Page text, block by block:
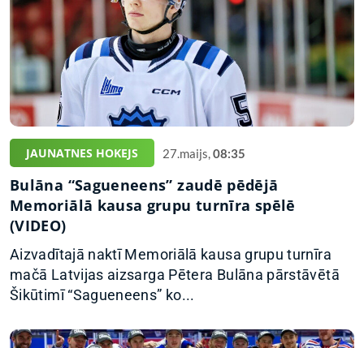
JAUNATNES HOKEJS 27.maijs,08:35
Bulāna “Sagueneens” zaudē pēdējā
Memoriālā kausa grupu turnīra spēlē
(VIDEO)
Aizvadītajā naktī Memoriālā kausa grupu turnīra
mačā Latvijas aizsarga Pētera Bulāna pārstāvētā
Šikūtimī “Sagueneens” ko...